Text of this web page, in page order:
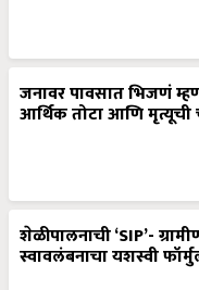
जनावर पावसात भिजणं
आर्थिक तोटा आणि मृत्यूची
स्वावलंबनाचा यशस्वी